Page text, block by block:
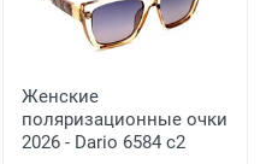
Женские
поляризационные очки
2026 - Dario 6584 с2